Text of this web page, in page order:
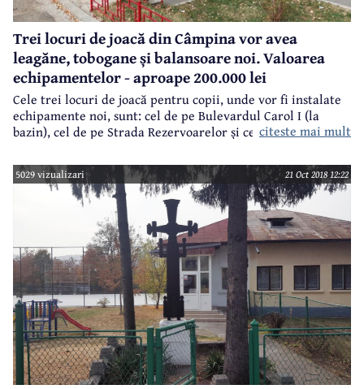
Trei locuri de joacă din Câmpina vor avea
leagăne, tobogane și balansoare noi. Valoarea
echipamentelor - aproape 200.000 lei
Cele trei locuri de joacă pentru copii, unde vor fi instalate
echipamente noi, sunt: cel de pe Bulevardul Carol I (la
bazin), cel de pe Strada Rezervoarelor și cel de pe Strada
săptămâna trecută, contractul de furnizare a
echipamentelor pentru locurile de joacă fiind câștigat de
societatea Lavitex Prod SRL Breaza, cu prețul de 167.740 lei
citeste mai mult
5029 vizualizari 21 Oct 2018 12:22